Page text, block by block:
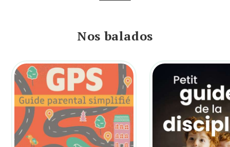
Nos balados